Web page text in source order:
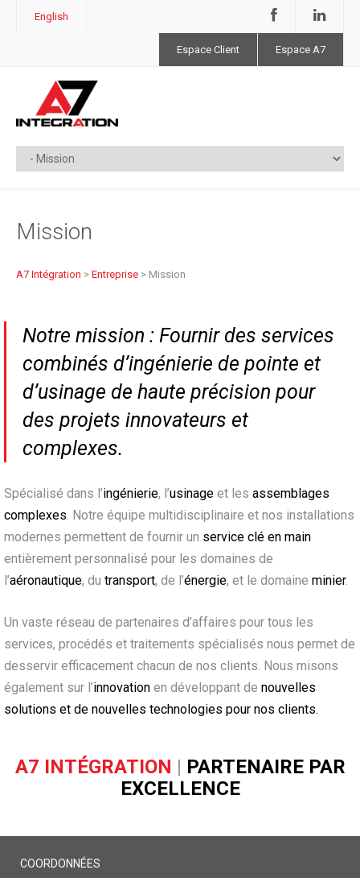
English
Espace Client Espace A7
Mission
A7 Intégration > Entreprise > Mission
Notre mission : Fournir des services
combinés d’ingénierie de pointe et
d’usinage de haute précision pour
des projets innovateurs et
complexes.
Spécialisé dans l’ingénierie, l’usinage et les assemblages
complexes. Notre équipe multidisciplinaire et nos installations
modernes permettent de fournir un service clé en main
entièrement personnalisé pour les domaines de
l’aéronautique, du transport, de l’énergie, et le domaine minier.
Un vaste réseau de partenaires d’affaires pour tous les
services, procédés et traitements spécialisés nous permet de
desservir efficacement chacun de nos clients. Nous misons
également sur l’innovation en développant de nouvelles
solutions et de nouvelles technologies pour nos clients.
A7 INTÉGRATION | PARTENAIRE PAR
EXCELLENCE
COORDONNÉES